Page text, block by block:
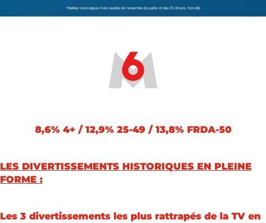
8,6% 4+ / 12,9% 25-49 / 13,8% FRDA-50
LES DIVERTISSEMENTS HISTORIQUES EN PLEINE
FORME :
Les 3 divertissements les plus rattrapés de la TV en